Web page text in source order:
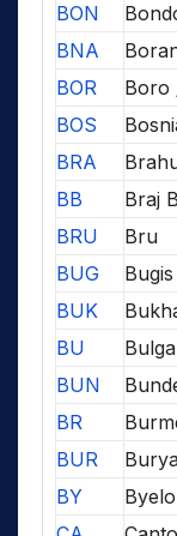
BON
BNA
BOR
Boro
BOS
BRA
BB
Braj
BRU
Bru
BUG
BUK
BU
BUN
BR
BUR
BY